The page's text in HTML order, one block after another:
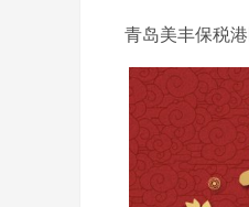
青岛美丰保税